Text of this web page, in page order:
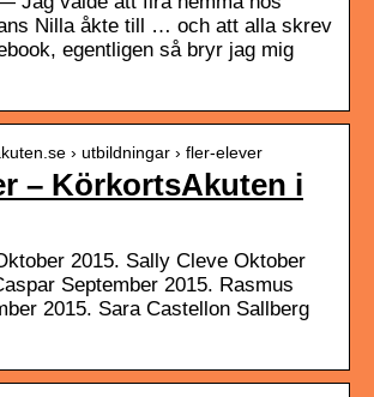
Nilla åkte till … och att alla skrev
egentligen så bryr jag mig
› utbildningar › fler-elever
– KörkortsAkuten i
2015. Sally Cleve Oktober
September 2015. Rasmus
2015. Sara Castellon Sallberg